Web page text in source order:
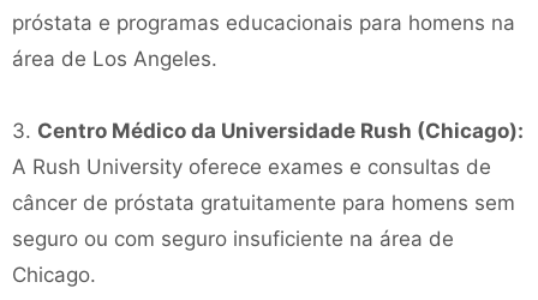
próstata e programas educacionais para homens na
área de Los Angeles.
3. Centro Médico da Universidade Rush (Chicago):
A Rush University oferece exames e consultas de
câncer de próstata gratuitamente para homens sem
seguro ou com seguro insuficiente na área de
Chicago.